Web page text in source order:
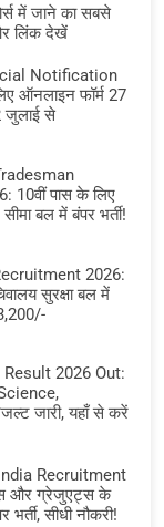
में जाने का सबसे
लिंक देखें
Notification
ऑनलाइन फॉर्म 27
जुलाई से
10वीं पास के लिए
बल में बंपर भर्ती!
2026:
सुरक्षा बल में
2026 Out:
जारी, यहाँ से करें
Recruitment
और ग्रेजुएट्स के
सीधी नौकरी!